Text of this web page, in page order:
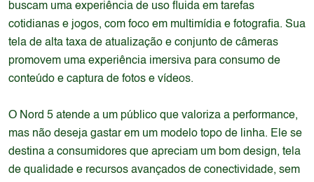
buscam uma experiência de uso fluida em tarefas
cotidianas e jogos, com foco em multimídia e fotografia. Sua
tela de alta taxa de atualização e conjunto de câmeras
promovem uma experiência imersiva para consumo de
conteúdo e captura de fotos e vídeos.
O Nord 5 atende a um público que valoriza a performance,
mas não deseja gastar em um modelo topo de linha. Ele se
destina a consumidores que apreciam um bom design, tela
de qualidade e recursos avançados de conectividade, sem